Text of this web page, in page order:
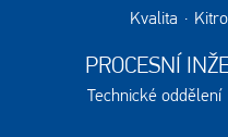
Kvalita ·
PROCESNÍ
Technické oddělení